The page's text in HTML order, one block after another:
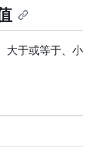
大于或等于、小